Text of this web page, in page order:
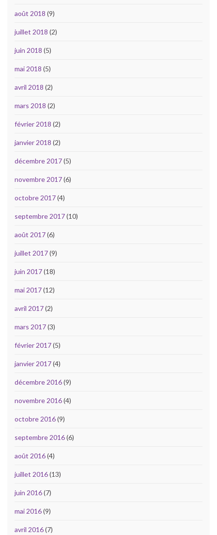
août 2018 (9)
juillet 2018 (2)
juin 2018 (5)
mai 2018 (5)
avril 2018 (2)
mars 2018 (2)
février 2018 (2)
janvier 2018 (2)
décembre 2017(5)
novembre 2017(6)
octobre 2017(4)
septembre 2017(10)
août 2017(6)
juillet 2017(9)
juin 2017(18)
mai 2017(12)
avril 2017(2)
mars 2017(3)
février 2017(5)
janvier 2017(4)
décembre 2016(9)
novembre 2016(4)
octobre 2016(9)
septembre 2016(6)
août 2016(4)
juillet 2016(13)
juin 2016(7)
mai 2016(9)
avril 2016(7)